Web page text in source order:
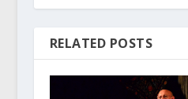
RELATED POSTS